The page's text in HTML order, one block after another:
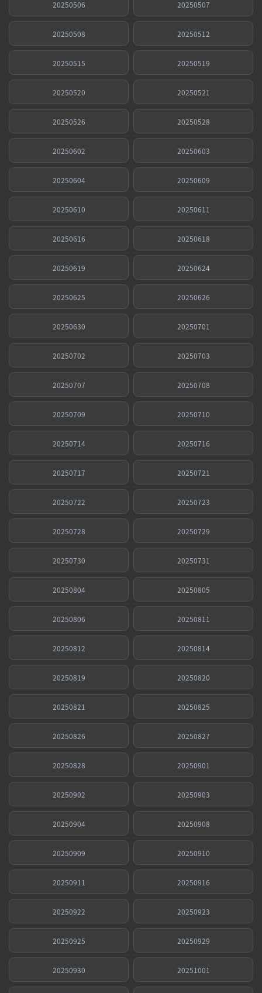
20250506 20250507
20250508 20250512
20250515 20250519
20250520 20250521
20250526 20250528
20250602 20250603
20250604 20250609
20250610 20250611
20250616 20250618
20250619 20250624
20250625 20250626
20250630 20250701
20250702 20250703
20250707 20250708
20250709 20250710
20250714 20250716
20250717 20250721
20250722 20250723
20250728 20250729
20250730 20250731
20250804 20250805
20250806 20250811
20250812 20250814
20250819 20250820
20250821 20250825
20250826 20250827
20250828 20250901
20250902 20250903
20250904 20250908
20250909 20250910
20250911 20250916
20250922 20250923
20250925 20250929
20250930 20251001